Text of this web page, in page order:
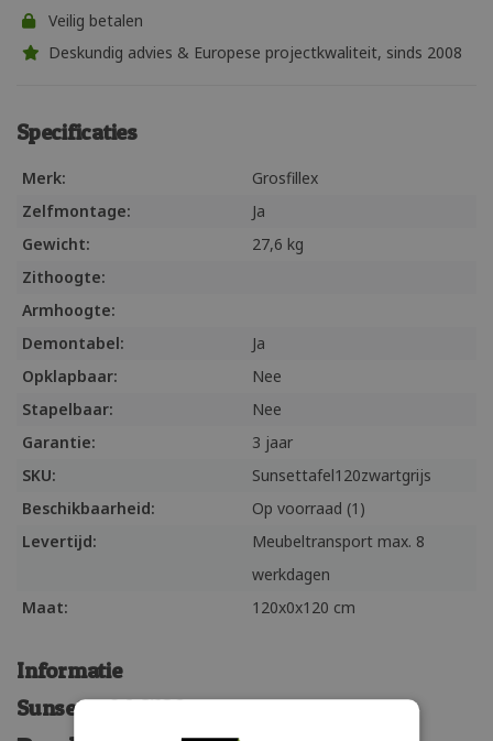
Veilig betalen
Deskundig advies & Europese projectkwaliteit, sinds 2008
Specificaties
Merk:
Grosfillex
Zelfmontage:
Ja
Gewicht:
27,6 kg
Zithoogte:
Armhoogte:
Demontabel:
Ja
Opklapbaar:
Nee
Stapelbaar:
Nee
Garantie:
3 jaar
SKU:
Sunsettafel120zwartgrijs
Beschikbaarheid:
Op voorraad (1)
Levertijd:
Meubeltransport max. 8
werkdagen
Maat:
120x0x120 cm
Informatie
Sunset tafel Ø120